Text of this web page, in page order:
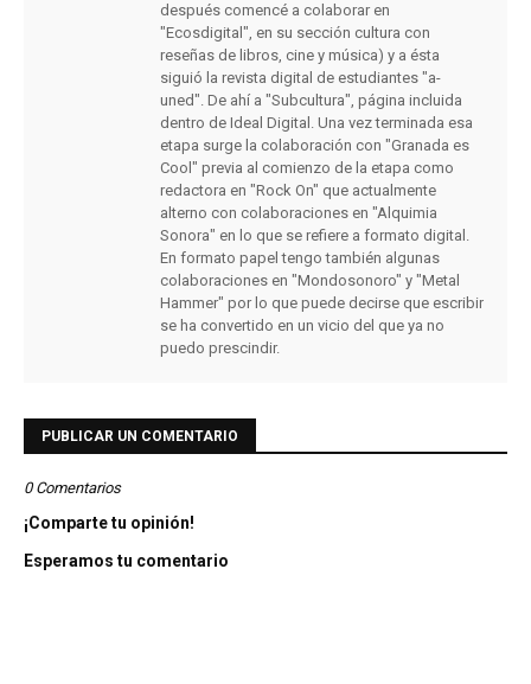
después comencé a colaborar en
"Ecosdigital", en su sección cultura con
reseñas de libros, cine y música) y a ésta
siguió la revista digital de estudiantes "a-
uned". De ahí a "Subcultura", página incluida
dentro de Ideal Digital. Una vez terminada esa
etapa surge la colaboración con "Granada es
Cool" previa al comienzo de la etapa como
redactora en "Rock On" que actualmente
alterno con colaboraciones en "Alquimia
Sonora" en lo que se refiere a formato digital.
En formato papel tengo también algunas
colaboraciones en "Mondosonoro" y "Metal
Hammer" por lo que puede decirse que escribir
se ha convertido en un vicio del que ya no
puedo prescindir.
PUBLICAR UN COMENTARIO
0 Comentarios
¡Comparte tu opinión!
Esperamos tu comentario